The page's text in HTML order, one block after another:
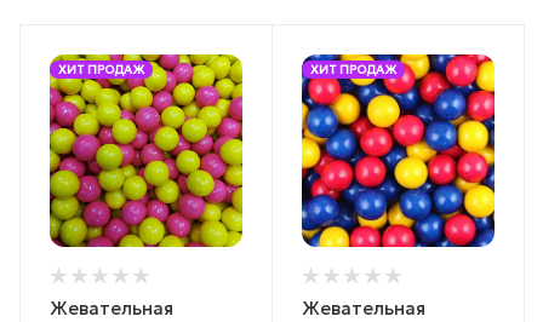
ХИТ ПРОДАЖ
Жевательная
ХИТ ПРОДАЖ
Жевательная